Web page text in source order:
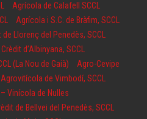
Agrícola de Calafell SCCL
Agrícola i S.C. de Bràfim, SCCL
Llorenç del Penedès, SCCL
d’Albinyana, SCCL
(La Nou de Gaià)
Agro-Cevipe
Agrovitícola de Vimbodí, SCCL
Vinícola de Nulles
de Bellvei del Penedès, SCCL